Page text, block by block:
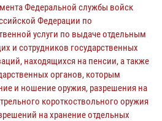
Федеральной службы войск
Федерации по
услуги по выдаче отдельным
и сотрудников государственных
находящихся на пенсии, а также
органов, которым
и ношение оружия, разрешения на
короткоствольного оружия
на хранение отдельных